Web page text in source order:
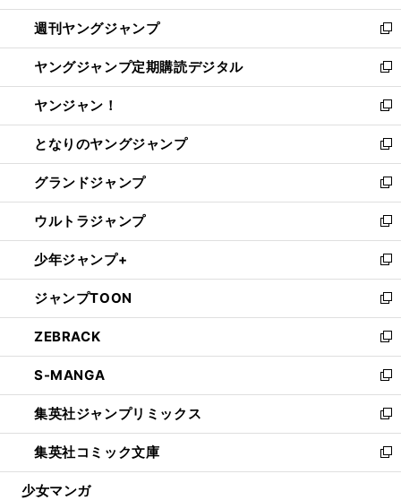
開
く
ウ
で
開
く
ン
ド
ウ
で
開
く
ウ
ィ
ン
ド
ウ
で
開
く
週刊ヤングジャンプ
新
し
い
ウ
ィ
ン
ド
ウ
で
開
く
ヤングジャンプ定期購読デジタル
新
し
い
ウ
ィ
ン
ド
ウ
で
開
く
ヤンジャン！
新
し
い
ウ
ィ
ン
ド
ウ
で
開
く
となりのヤングジャンプ
新
し
い
ウ
ィ
ン
ド
ウ
で
開
く
グランドジャンプ
新
し
い
ウ
ィ
ン
ド
ウ
で
開
く
ウルトラジャンプ
新
し
い
ウ
ィ
ン
ド
ウ
で
開
く
少年ジャンプ+
新
し
い
ウ
ィ
ン
ド
ウ
で
開
く
ジャンプTOON
新
し
い
ウ
ィ
ン
ド
ウ
で
開
ZEBRACK
新
し
い
ウ
ィ
ン
ド
ウ
S-MANGA
新
し
い
ウ
ィ
ン
集英社ジャンプリミックス
新
し
い
ウ
集英社コミック文庫
新
し
少女マンガ